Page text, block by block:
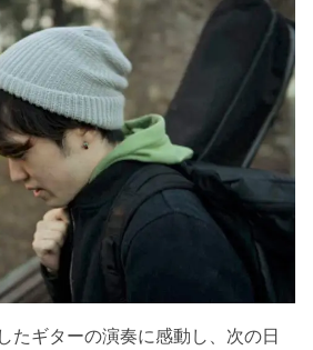
たギターの演奏に感動し、次の日